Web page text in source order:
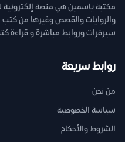
مكتبة ياسمين هي منصة إلكترونية
سيرفرات وروابط مباشرة و قراءة
روابط سريعة
من نحن
سياسة الخصوصية
الشروط والأحكام